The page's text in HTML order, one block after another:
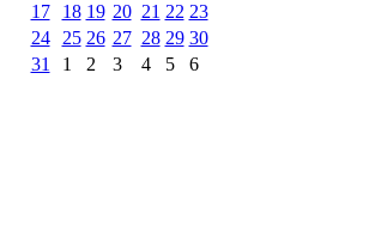
17
18 19 20 21 22 23
24
25 26 27 28 29 30
31
1 2 3 4 5 6